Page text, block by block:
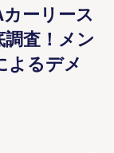
カーリース
査！メン
よるデメ